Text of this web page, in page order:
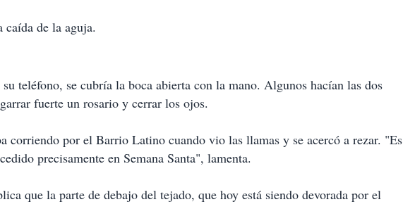
de la aguja.
teléfono, se cubría la boca abierta con la mano. Algunos hacían las dos
fuerte un rosario y cerrar los ojos.
corriendo por el Barrio Latino cuando vio las llamas y se acercó a rezar. "Es
precisamente en Semana Santa", lamenta.
que la parte de debajo del tejado, que hoy está siendo devorada por el